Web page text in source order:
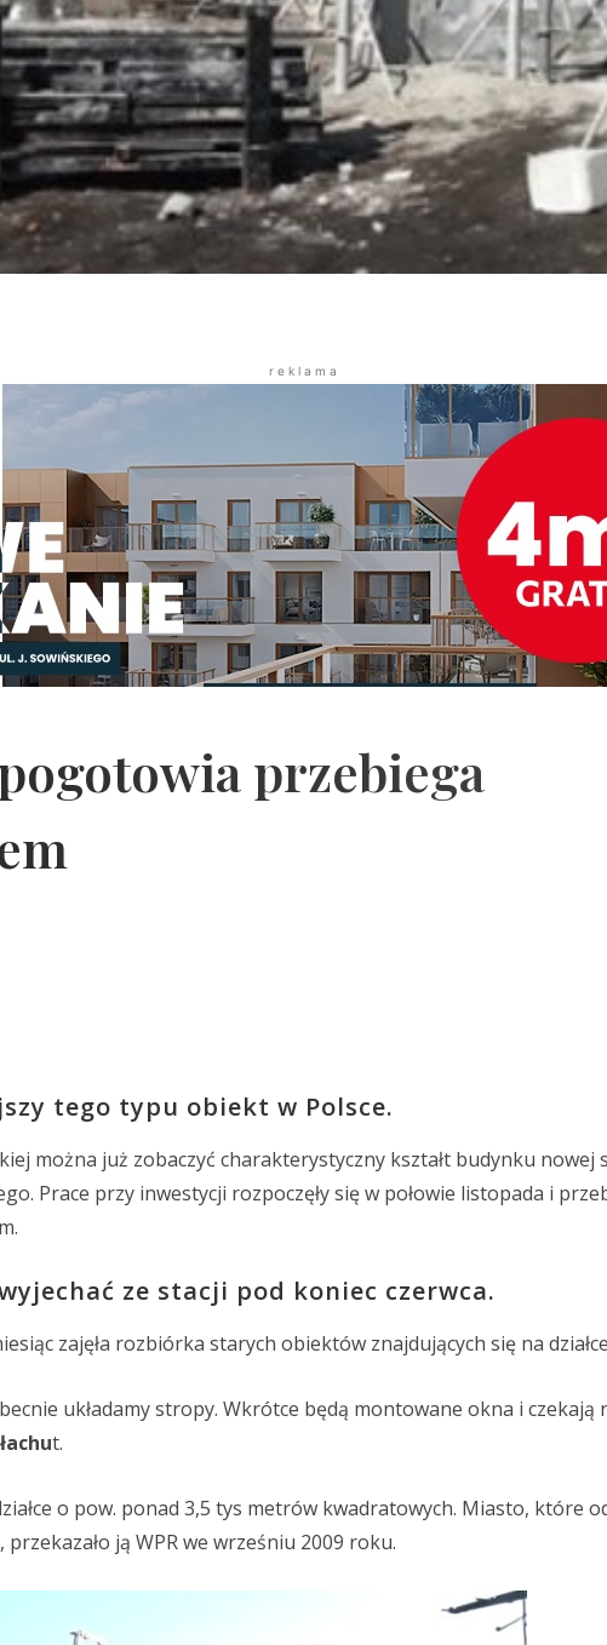
r e k l a m a
przebiega
tego typu obiekt w Polsce.
można już zobaczyć charakterystyczny kształt budynku nowej
Prace przy inwestycji rozpoczęły się w połowie listopada i
ze stacji pod koniec czerwca.
zajęła rozbiórka starych obiektów znajdujących się na
układamy stropy. Wkrótce będą montowane okna i czekają
t.
o pow. ponad 3,5 tys metrów kwadratowych. Miasto, które
ją WPR we wrześniu 2009 roku.